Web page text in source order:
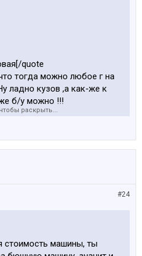
quote
тогда можно любое г на
ладно кузов ,а как-же к
б/у можно !!!
бюшную машину, значит и
раскрыть...
#24
стоимость машины, ты